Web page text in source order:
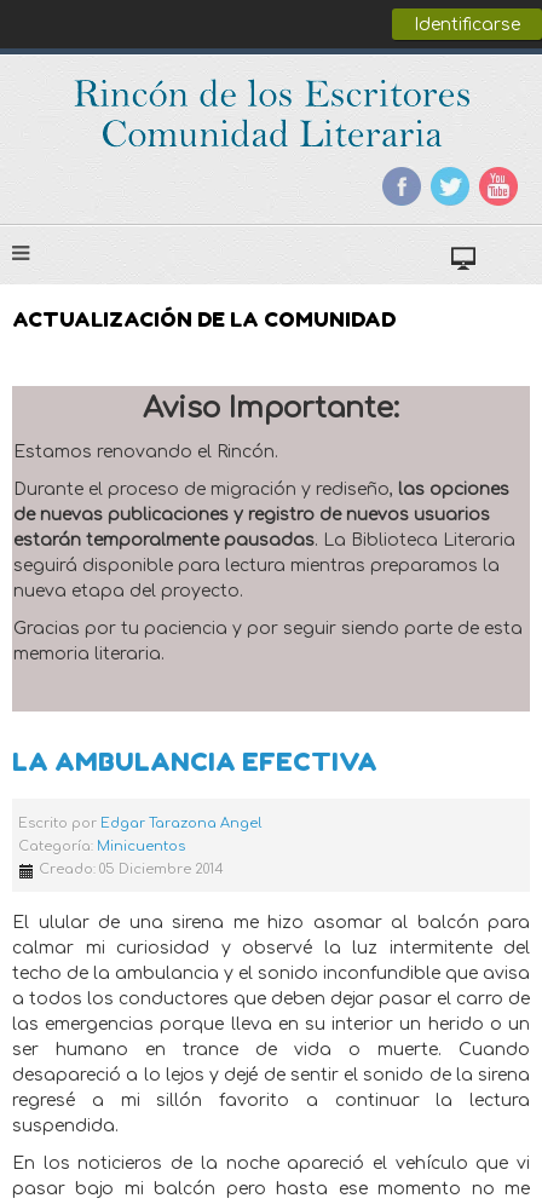
Identificarse
ACTUALIZACIÓN DE LA COMUNIDAD
Aviso Importante:
Estamos renovando el Rincón.
Durante el proceso de migración y rediseño, las opciones
de nuevas publicaciones y registro de nuevos usuarios
estarán temporalmente pausadas. La Biblioteca Literaria
seguirá disponible para lectura mientras preparamos la
nueva etapa del proyecto.
Gracias por tu paciencia y por seguir siendo parte de esta
memoria literaria.
LA AMBULANCIA EFECTIVA
Escrito por Edgar Tarazona Angel
Categoría: Minicuentos
Creado: 05 Diciembre 2014
El ulular de una sirena me hizo asomar al balcón para
calmar mi curiosidad y observé la luz intermitente del
techo de la ambulancia y el sonido inconfundible que avisa
a todos los conductores que deben dejar pasar el carro de
las emergencias porque lleva en su interior un herido o un
ser humano en trance de vida o muerte. Cuando
desapareció a lo lejos y dejé de sentir el sonido de la sirena
regresé a mi sillón favorito a continuar la lectura
suspendida.
En los noticieros de la noche apareció el vehículo que vi
pasar bajo mi balcón pero hasta ese momento no me